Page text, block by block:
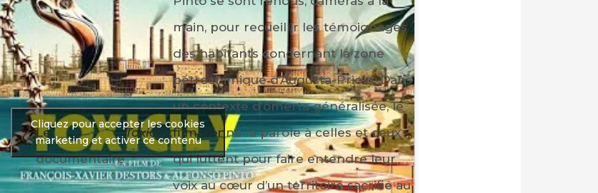
Le
documentaire
Toxicily,
main, pour recueillir les témoignages
des habitants concernant la zone
pétrochimique d’Augusta-Priolo. Dans
un contexte d’omerta généralisée, le
film donne la parole à celles et ceux
qui luttent pour faire entendre leur
voix au cœur d’un territoire sacrifié au
Cliquez pour accepter les cookies
marketing et activer ce contenu